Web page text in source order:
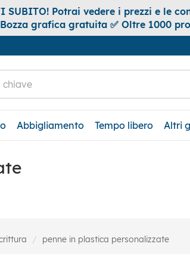
SUBITO! Potrai vedere i prezzi e le
Bozza grafica gratuita ✅ Oltre 1000
Abbigliamento Tempo libero Altri
penne in plastica personalizzate